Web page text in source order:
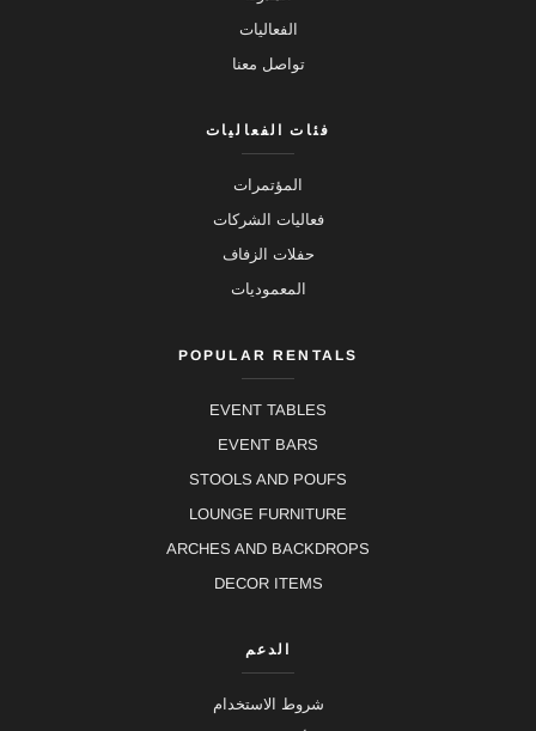
الفعاليات
تواصل معنا
فئات الفعاليات
المؤتمرات
فعاليات الشركات
حفلات الزفاف
المعموديات
POPULAR RENTALS
EVENT TABLES
EVENT BARS
STOOLS AND POUFS
LOUNGE FURNITURE
ARCHES AND BACKDROPS
DECOR ITEMS
الدعم
شروط الاستخدام